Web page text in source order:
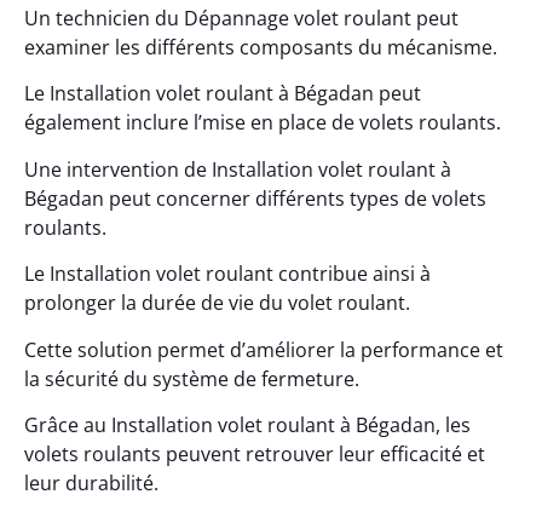
Un technicien du Dépannage volet roulant peut
examiner les différents composants du mécanisme.
Le Installation volet roulant à Bégadan peut
également inclure l’mise en place de volets roulants.
Une intervention de Installation volet roulant à
Bégadan peut concerner différents types de volets
roulants.
Le Installation volet roulant contribue ainsi à
prolonger la durée de vie du volet roulant.
Cette solution permet d’améliorer la performance et
la sécurité du système de fermeture.
Grâce au Installation volet roulant à Bégadan, les
volets roulants peuvent retrouver leur efficacité et
leur durabilité.